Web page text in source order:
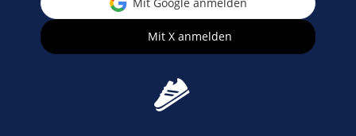
Mit X anmelden